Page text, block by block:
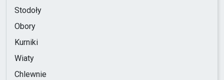
Stodoły
Obory
Kurniki
Wiaty
Chlewnie